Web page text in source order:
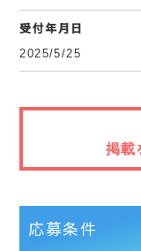
受付年月日
2025/5/25
掲載
応募条件